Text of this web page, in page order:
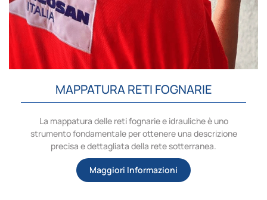
MAPPATURA RETI FOGNARIE
La mappatura delle reti fognarie e idrauliche è uno
strumento fondamentale per ottenere una descrizione
precisa e dettagliata della rete sotterranea.
Maggiori Informazioni